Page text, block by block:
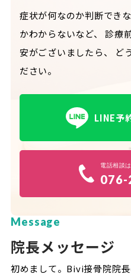
症状が何なのか判断でき
かわからないなど、
診療
安がございましたら、
ど
ださい。
LINE予
電話相談
Message
院長メッセージ
初めまして。Bivi接骨院院長